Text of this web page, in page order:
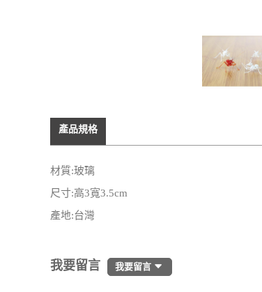
產品規格
材質:玻璃
尺寸:高3寬3.5cm
產地:台灣
我要留言 我要留言